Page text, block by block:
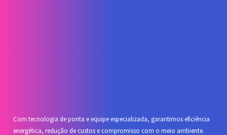
Com tecnologia de ponta e equipe especializada, garantimos eficiência
energética, redução de custos e compromisso com o meio ambiente.